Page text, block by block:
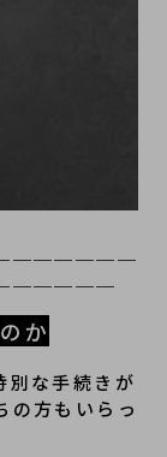
か
別な手続きが
の方もいらっ